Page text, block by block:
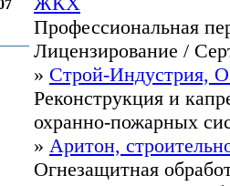
Профессиональная
Лицензирование /
» Строй-Индустрия,
Реконструкция и
охранно-пожарных
» Аритон,
Огнезащитная